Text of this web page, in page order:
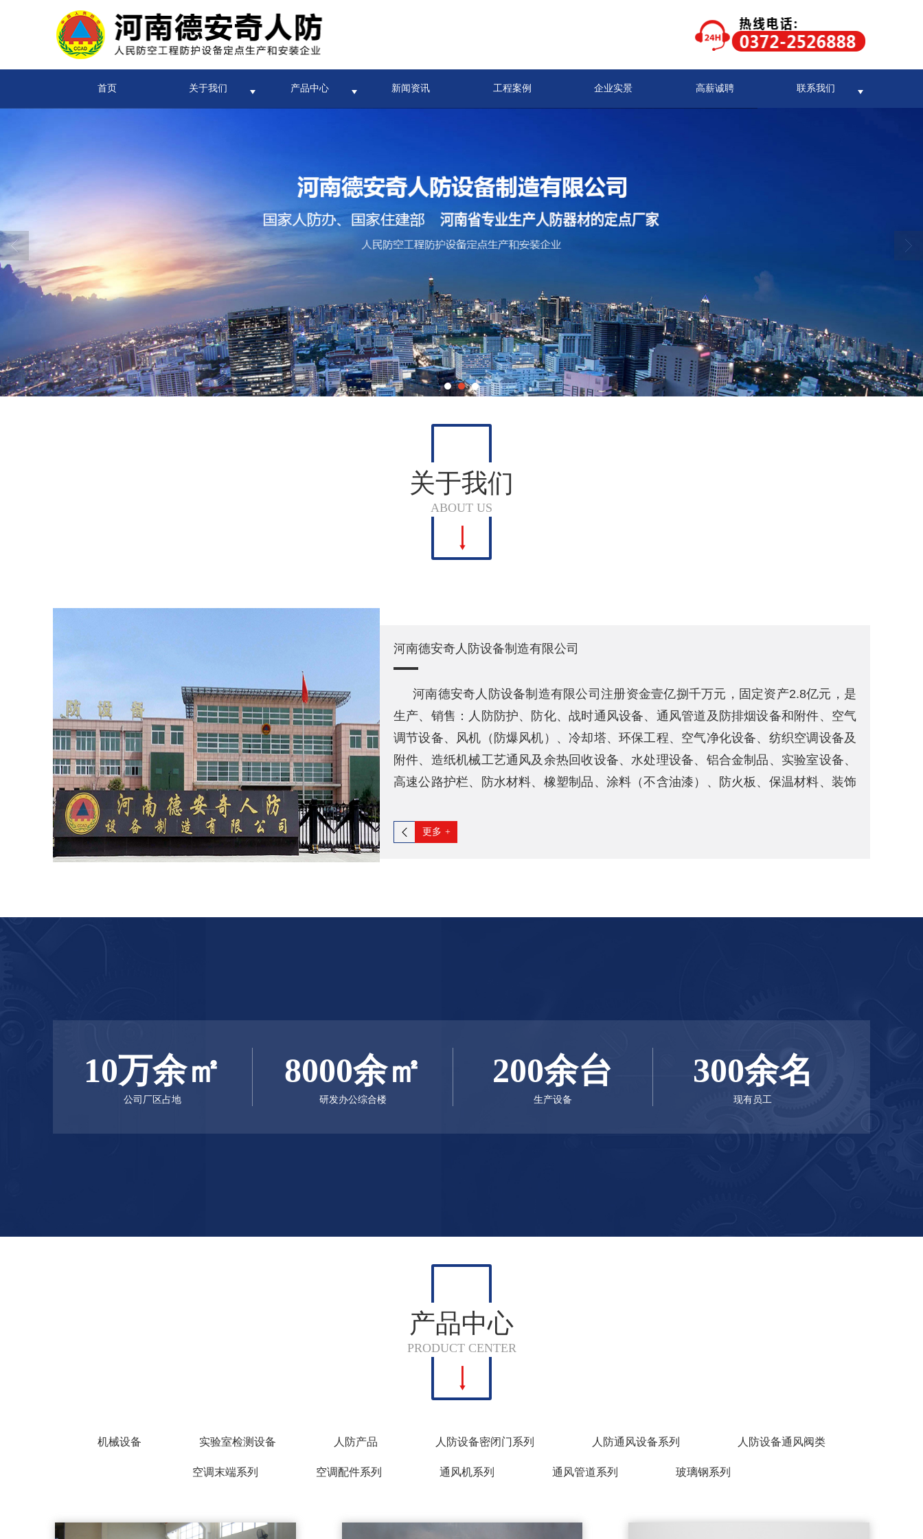
首页 关于我们 产品中心 新闻资讯 工程案例 企业实景 高薪诚聘 联系我们
关于我们
ABOUT US
河南德安奇人防设备制造有限公司
河南德安奇人防设备制造有限公司注册资金壹亿捌千万元，固定资产2.8亿元，是
生产、销售：人防防护、防化、战时通风设备、通风管道及防排烟设备和附件、空气
调节设备、风机（防爆风机）、冷却塔、环保工程、空气净化设备、纺织空调设备及
附件、造纸机械工艺通风及余热回收设备、水处理设备、铝合金制品、实验室设备、
高速公路护栏、防水材料、橡塑制品、涂料（不含油漆）、防火板、保温材料、装饰
制设备（环网柜、箱式变电站、开关柜、母线槽、JP柜、金属非金属电能计量箱）、
电缆桥架的设计、加工制造、玻璃钢制品、门窗、沥青储罐（不含压力容器）、污水
研究院提供。
公司宗旨：质量保障、信誉、用户、服务周到。以多种型号规格的产品来赢得用
户的需求和满意，在不断创新中为人防工程建设事业做出贡献。
国家人防办专业生产人防设备的定点企业 河南省人防防护设备质量信得过企业河南省生产人防防护设备规模
更多 +
10万余㎡
公司厂区占地
8000余㎡
研发办公综合楼
200余台
生产设备
300余名
现有员工
产品中心
PRODUCT CENTER
机械设备 实验室检测设备 人防产品 人防设备密闭门系列 人防通风设备系列
人防设备通风阀类
空调末端系列
空调配件系列 通风机系列 通风管道系列 玻璃钢系列